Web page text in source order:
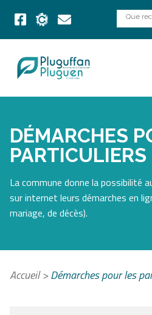
DÉMARCHES
PARTICULIERS
La commune donne la possibilité
sur internet leurs démarches en
mariage, de décès).
Accueil>Démarches pour les